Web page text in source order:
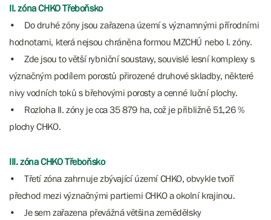
II. zóna CHKO Třeboňsko
• Do druhé zóny jsou zařazena území s významnými přírodními
hodnotami, která nejsou chráněna formou MZCHÚ nebo I. zóny.
• Zde jsou to větší rybniční soustavy, souvislé lesní komplexy s
význačným podílem porostů přirozené druhové skladby, některé
nivy vodních toků s břehovými porosty a cenné luční plochy.
• Rozloha II. zóny je cca 35 879 ha, což je přibližně 51,26 %
plochy CHKO.
III. zóna CHKO Třeboňsko
• Třetí zóna zahrnuje zbývající území CHKO, obvykle tvoří
přechod mezi význačnými partiemi CHKO a okolní krajinou.
• Je sem zařazena převážná většina zemědělsky